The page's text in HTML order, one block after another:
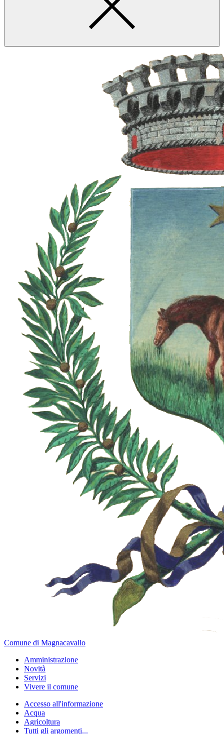
Comune di Magnacavallo
Amministrazione
Novità
Servizi
Vivere il comune
Accesso all'informazione
Acqua
Agricoltura
Tutti gli argomenti...